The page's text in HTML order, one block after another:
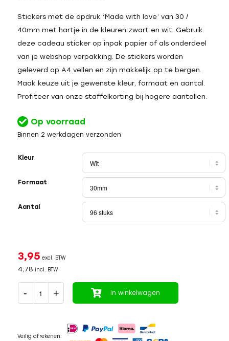
Stickers met de opdruk ‘Made with love’ van 30 /
40mm met hartje in de kleuren zwart en wit. Gebruik
deze cadeau sticker op inpak papier of als onderdeel
van je webshop verpakking. De stickers worden
geleverd op A4 vellen en zijn makkelijk op te bergen.
Maak keuze uit je gewenste kleur, formaat en aantal.
Profiteer van onze staffelkorting bij hogere aantallen.
Op voorraad
Binnen 2 werkdagen verzonden
Kleur
Formaat
Aantal
3,95 excl. BTW
4,78 incl. BTW
In winkelwagen
Veilig afrekenen: